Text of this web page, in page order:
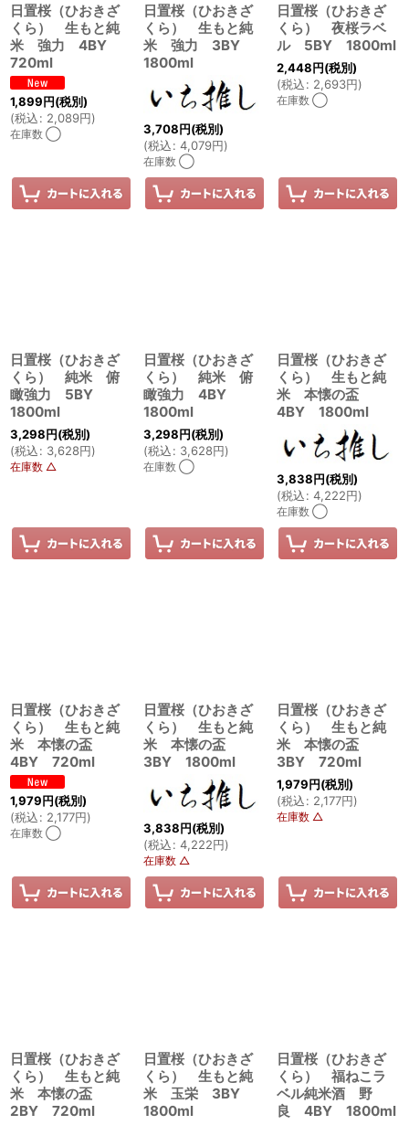
日置桜（ひおきざ
くら） 生もと純
米 強力 4BY
720ml
1,899円(税別)
(税込: 2,089円)
在庫数 ◯
日置桜（ひおきざ
くら） 生もと純
米 強力 3BY
1800ml
3,708円(税別)
(税込: 4,079円)
在庫数 ◯
日置桜（ひおきざ
くら） 夜桜ラベ
ル 5BY 1800ml
2,448円(税別)
(税込: 2,693円)
在庫数 ◯
日置桜（ひおきざ
くら） 純米 俯
瞰強力 5BY
1800ml
3,298円(税別)
(税込: 3,628円)
在庫数 △
日置桜（ひおきざ
くら） 純米 俯
瞰強力 4BY
1800ml
3,298円(税別)
(税込: 3,628円)
在庫数 ◯
日置桜（ひおきざ
くら） 生もと純
米 本懐の盃
4BY 1800ml
3,838円(税別)
(税込: 4,222円)
在庫数 ◯
日置桜（ひおきざ
くら） 生もと純
米 本懐の盃
4BY 720ml
1,979円(税別)
(税込: 2,177円)
在庫数 ◯
日置桜（ひおきざ
くら） 生もと純
米 本懐の盃
3BY 1800ml
3,838円(税別)
(税込: 4,222円)
在庫数 △
日置桜（ひおきざ
くら） 生もと純
米 本懐の盃
3BY 720ml
1,979円(税別)
(税込: 2,177円)
在庫数 △
日置桜（ひおきざ
くら） 生もと純
米 本懐の盃
2BY 720ml
日置桜（ひおきざ
くら） 生もと純
米 玉栄 3BY
1800ml
日置桜（ひおきざ
くら） 福ねこラ
ベル純米酒 野
良 4BY 1800ml